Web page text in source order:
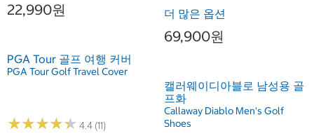
22,990원
PGA Tour 골프 여행 커버
PGA Tour Golf Travel Cover
★★★★★
★★★★★ 4.4 (11)
더 많은 옵션
69,900원
캘러웨이디아블로 남성용 골
프화
Callaway Diablo Men's Golf
Shoes